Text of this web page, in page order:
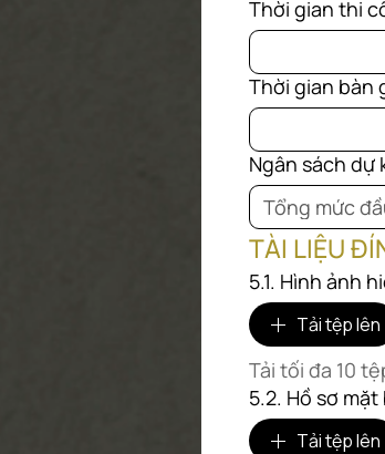
Thời gian thi
Thời gian bàn
Ngân sách dự
TÀI LIỆU
5.1. Hình ảnh
Tải tệp lên
Tải tối đa 10
5.2. Hồ sơ
Tải tệp lên